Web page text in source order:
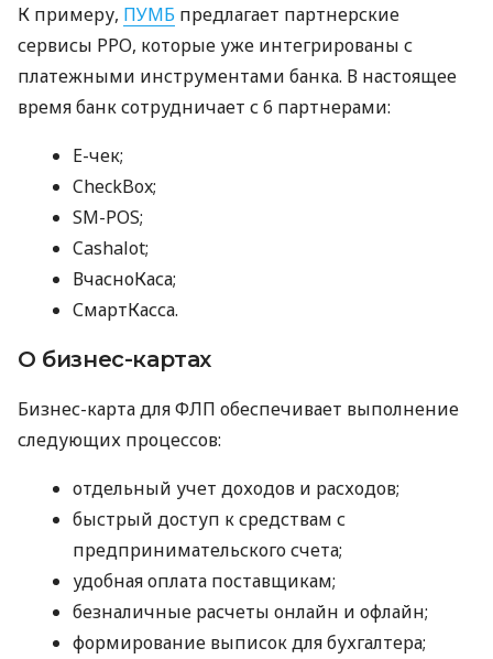
К примеру, ПУМБ предлагает партнерские
сервисы РРО, которые уже интегрированы с
платежными инструментами банка. В настоящее
время банк сотрудничает с 6 партнерами:
E-чек;
CheckBox;
SM-POS;
Cashalot;
ВчасноКаса;
СмартКасса.
О бизнес-картах
Бизнес-карта для ФЛП обеспечивает выполнение
следующих процессов:
отдельный учет доходов и расходов;
быстрый доступ к средствам с
предпринимательского счета;
удобная оплата поставщикам;
безналичные расчеты онлайн и офлайн;
формирование выписок для бухгалтера;